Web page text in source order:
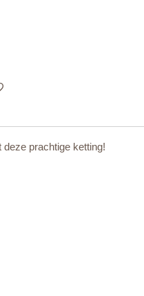
prachtige ketting!